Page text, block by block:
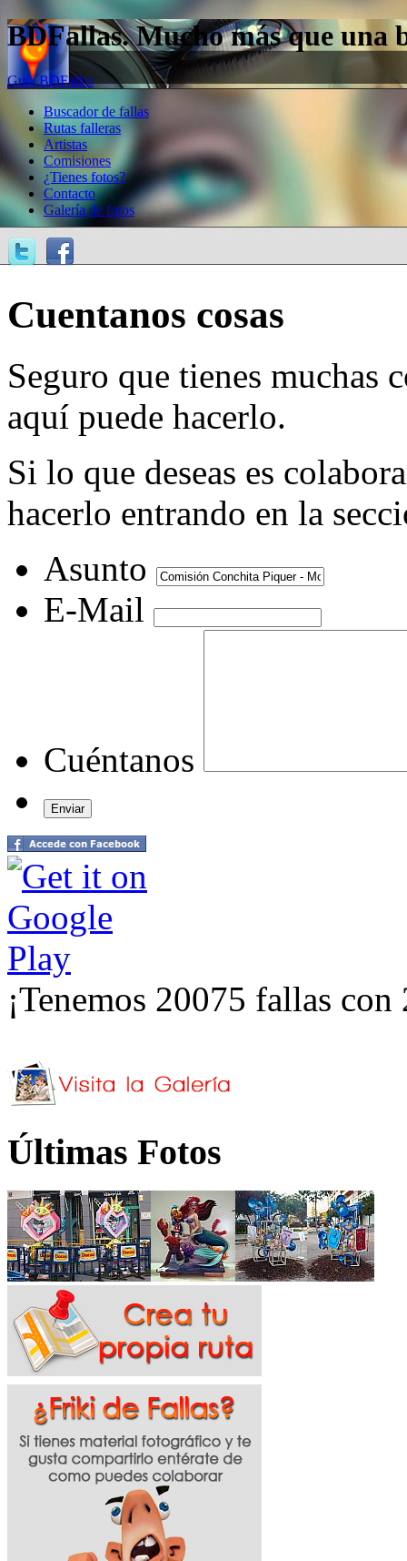
BDFallas. Mucho más que una
Guía BDFallas
Buscador de fallas
Rutas falleras
Artistas
Comisiones
¿Tienes fotos?
Contacto
Galería de fotos
Cuentanos cosas
Seguro que tienes muchas
aquí puede hacerlo.
Si lo que deseas es
hacerlo entrando en la
Asunto
E-Mail
Cuéntanos
¡Tenemos 20075 fallas
Últimas Fotos